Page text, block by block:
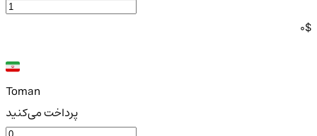
0$
Toman
پرداخت می‌کنید